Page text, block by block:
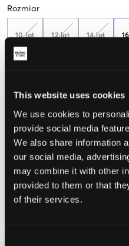
This website uses cookies
We use cookies to
provide social media
We also share information
our social media,
may combine it with other
provided to them or that
of their services.
Rozmiar
10 lat 12 lat 14 lat
Mały
WYBIERZ
Darmowa dostawa od 199 zł